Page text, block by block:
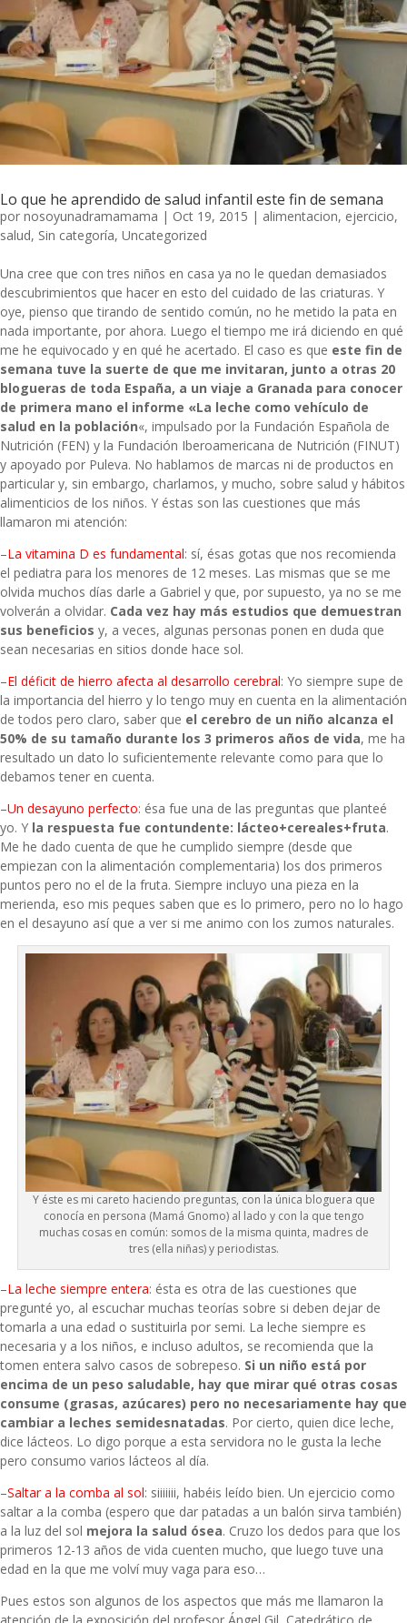
Lo que he aprendido de salud infantil este fin de semana
por nosoyunadramamama | Oct 19, 2015 | alimentacion, ejercicio,
salud, Sin categoría, Uncategorized
Una cree que con tres niños en casa ya no le quedan demasiados
descubrimientos que hacer en esto del cuidado de las criaturas. Y
oye, pienso que tirando de sentido común, no he metido la pata en
nada importante, por ahora. Luego el tiempo me irá diciendo en qué
me he equivocado y en qué he acertado. El caso es que este fin de
semana tuve la suerte de que me invitaran, junto a otras 20
blogueras de toda España, a un viaje a Granada para conocer
de primera mano el informe «La leche como vehículo de
salud en la población«, impulsado por la Fundación Española de
Nutrición (FEN) y la Fundación Iberoamericana de Nutrición (FINUT)
y apoyado por Puleva. No hablamos de marcas ni de productos en
particular y, sin embargo, charlamos, y mucho, sobre salud y hábitos
alimenticios de los niños. Y éstas son las cuestiones que más
llamaron mi atención:
–La vitamina D es fundamental: sí, ésas gotas que nos recomienda
el pediatra para los menores de 12 meses. Las mismas que se me
olvida muchos días darle a Gabriel y que, por supuesto, ya no se me
volverán a olvidar. Cada vez hay más estudios que demuestran
sus beneficios y, a veces, algunas personas ponen en duda que
sean necesarias en sitios donde hace sol.
–El déficit de hierro afecta al desarrollo cerebral: Yo siempre supe de
la importancia del hierro y lo tengo muy en cuenta en la alimentación
de todos pero claro, saber que el cerebro de un niño alcanza el
50% de su tamaño durante los 3 primeros años de vida, me ha
resultado un dato lo suficientemente relevante como para que lo
debamos tener en cuenta.
–Un desayuno perfecto: ésa fue una de las preguntas que planteé
yo. Y la respuesta fue contundente: lácteo+cereales+fruta.
Me he dado cuenta de que he cumplido siempre (desde que
empiezan con la alimentación complementaria) los dos primeros
puntos pero no el de la fruta. Siempre incluyo una pieza en la
merienda, eso mis peques saben que es lo primero, pero no lo hago
en el desayuno así que a ver si me animo con los zumos naturales.
Y éste es mi careto haciendo preguntas, con la única bloguera que
conocía en persona (Mamá Gnomo) al lado y con la que tengo
muchas cosas en común: somos de la misma quinta, madres de
tres (ella niñas) y periodistas.
–La leche siempre entera: ésta es otra de las cuestiones que
pregunté yo, al escuchar muchas teorías sobre si deben dejar de
tomarla a una edad o sustituirla por semi. La leche siempre es
necesaria y a los niños, e incluso adultos, se recomienda que la
tomen entera salvo casos de sobrepeso. Si un niño está por
encima de un peso saludable, hay que mirar qué otras cosas
consume (grasas, azúcares) pero no necesariamente hay que
cambiar a leches semidesnatadas. Por cierto, quien dice leche,
dice lácteos. Lo digo porque a esta servidora no le gusta la leche
pero consumo varios lácteos al día.
–Saltar a la comba al sol: siiiiiii, habéis leído bien. Un ejercicio como
saltar a la comba (espero que dar patadas a un balón sirva también)
a la luz del sol mejora la salud ósea. Cruzo los dedos para que los
primeros 12-13 años de vida cuenten mucho, que luego tuve una
edad en la que me volví muy vaga para eso…
Pues estos son algunos de los aspectos que más me llamaron la